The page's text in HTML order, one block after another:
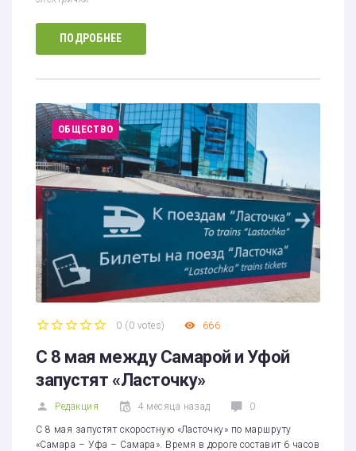
ПОДРОБНЕЕ
ОБЩЕСТВО
0 (0 votes) 666
С 8 мая между Самарой и Уфой
запустят «Ласточку»
Редакция 4 месяца назад 0
С 8 мая запустят скоростную «Ласточку» по маршруту
«Самара – Уфа – Самара». Время в дороге составит 6 часов